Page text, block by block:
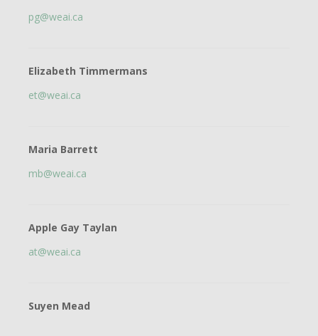
pg@weai.ca
Elizabeth Timmermans
et@weai.ca
Maria Barrett
mb@weai.ca
Apple Gay Taylan
at@weai.ca
Suyen Mead